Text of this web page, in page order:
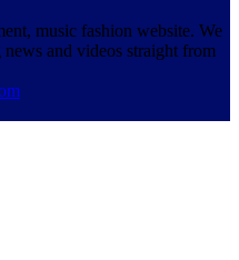
music fashion website. We
and videos straight from